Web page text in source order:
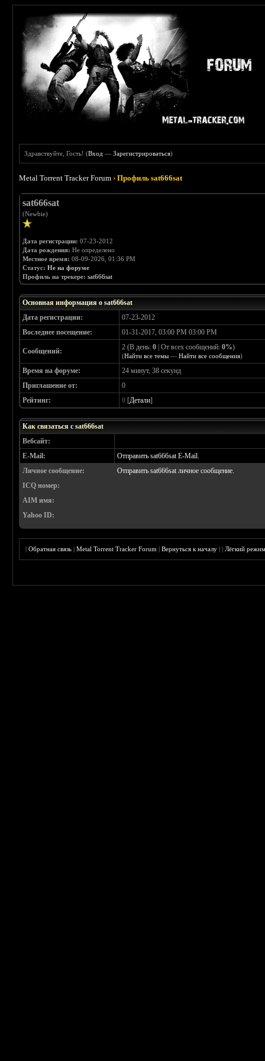
Здравствуйте, Гость! (Вход —Зарегистрироваться)
Metal Torrent Tracker Forum ›Профиль sat666sat
sat666sat
(Newbie)
Дата регистрации: 07-23-2012
Дата рождения: Не определено
Местное время: 08-09-2026, 01:36 PM
Статус: Не на форуме
Профиль на трекере: sat666sat
Основная информация о sat666sat
Дата регистрации:
07-23-2012
Воследнее посещение:
01-31-2017, 03:00 PM 03:00 PM
Сообщений: 2 (В день:0 | От всех сообщений:0%)
(Найти все темы —Найти все сообщения)
Время на форуме:
24 минут, 38 секунд
Приглашение от:
0
Рейтинг:
0 [Детали]
Как связаться с sat666sat
Вебсайт:
E-Mail:
Отправить sat666sat E-Mail.
Личное сообщение:
Отправить sat666sat личное сообщение.
ICQ номер:
AIM имя:
Yahoo ID:
|Обратная связь |Metal Torrent Tracker Forum |Вернуться к началу ||Лёгкий